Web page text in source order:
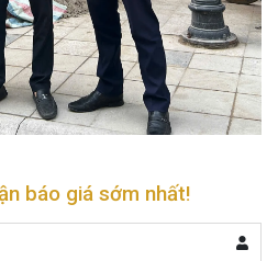
báo giá sớm nhất!